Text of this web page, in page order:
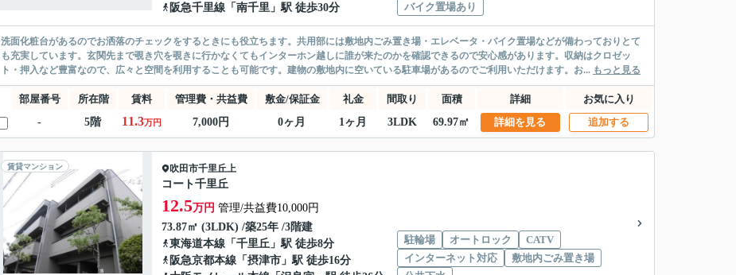
阪急千里線 「 南千里 」駅 徒歩30分
バイク置場あり
洗面化粧台があるのでお洒落のチェックをするときにも役立ちます。共用部には敷地内ごみ置き場・エレベータ・バイク置場などが備わっておりとて
も充実しています。玄関先まで覗き穴を覗きに行かなくてもインターホン越しに誰が来たのかを確認できるので安心感があります。収納はクロゼッ
ト・押入など豊富なので、広々と空間を利用することも可能です。建物の敷地内に空いている駐車場があるのでご利用いただけます。お... もっと見る
部屋番号 所在階 賃料 管理費・共益費 敷金/保証金 礼金 間取り 面積 詳細
お気に入り
-
5階 11.3万円 7,000円 0ヶ月 1ヶ月 3LDK 69.97㎡ 詳細を見る 追加する
賃貸マンション 吹田市千里丘上
コート千里丘
12.5万円 管理/共益費10,000円
73.87㎡ (3LDK) /築25年 /3階建
東海道本線 「 千里丘 」駅 徒歩8分
阪急京都本線 「 摂津市 」駅 徒歩16分
駐輪場 オートロック
CATV
インターネット対応
敷地内ごみ置き場